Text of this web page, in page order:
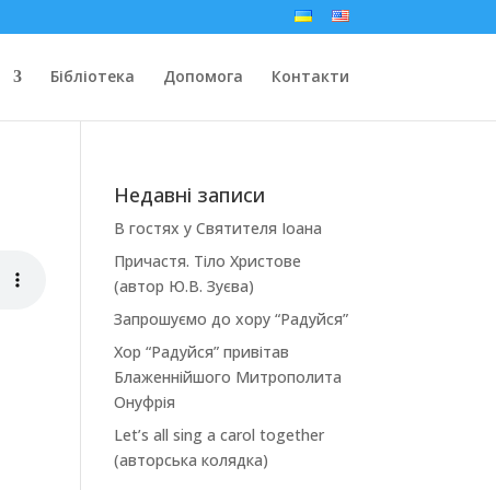
Бібліотека Допомога Контакти
Недавні записи
В гостях у Святителя Іоана
Причастя. Тіло Христове
(автор Ю.В. Зуєва)
Запрошуємо до хору “Радуйся”
Хор “Радуйся” привітав
Блаженнійшого Митрополита
Онуфрія
Let’s all sing a carol together
(авторська колядка)